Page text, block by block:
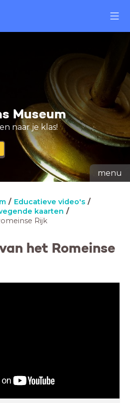
Museum
naar je klas!
menu
Educatieve video's
kaarten
Rijk
het Romeinse